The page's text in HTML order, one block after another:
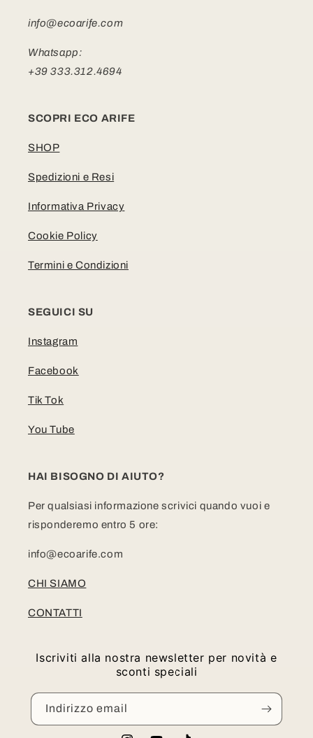
info@ecoarife.com
Whatsapp:
+39 333.312.4694
SCOPRI ECO ARIFE
SHOP
Spedizioni e Resi
Informativa Privacy
Cookie Policy
Termini e Condizioni
SEGUICI SU
Instagram
Facebook
Tik Tok
You Tube
HAI BISOGNO DI AIUTO?
Per qualsiasi informazione scrivici quando vuoi e
risponderemo entro 5 ore:
info@ecoarife.com
CHI SIAMO
CONTATTI
Iscriviti alla nostra newsletter per novità e
sconti speciali
Indirizzo email